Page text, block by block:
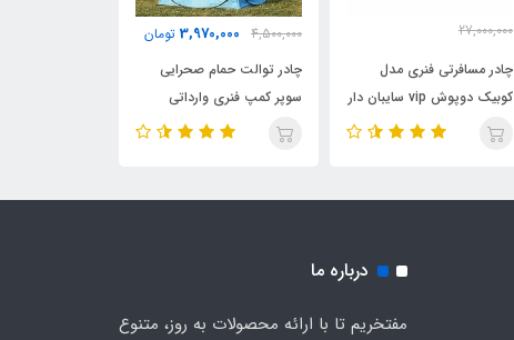
27,000,000
25,500,000 تومان
چادر مسافرتی فنری مدل
کوبیک دوپوش vip سایبان دار
پارچه کره ای هشت نفره
4,500,000
3,970,000 تومان
چادر توالت حمام صحرایی
سوپر کمپ فنری وارداتی
دیجی چادر (رنگ آبی)
درباره ما
مفتخریم تا با ارائه محصولات به روز، متنوع